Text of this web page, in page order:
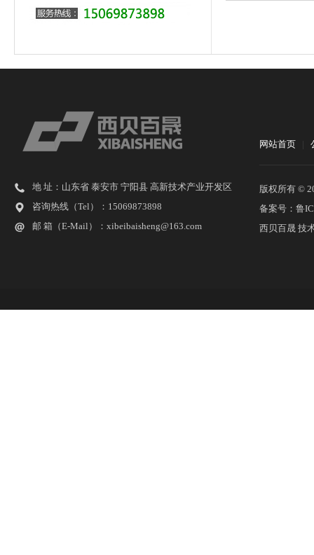
地 址：山东省 泰安市 宁阳县 高新技术产业开发区
咨询热线（Tel）：15069873898
邮 箱（E-Mail）：xibeibaisheng@163.com
网站首页
版权所有 ©
备案号：鲁
西贝百晟 技